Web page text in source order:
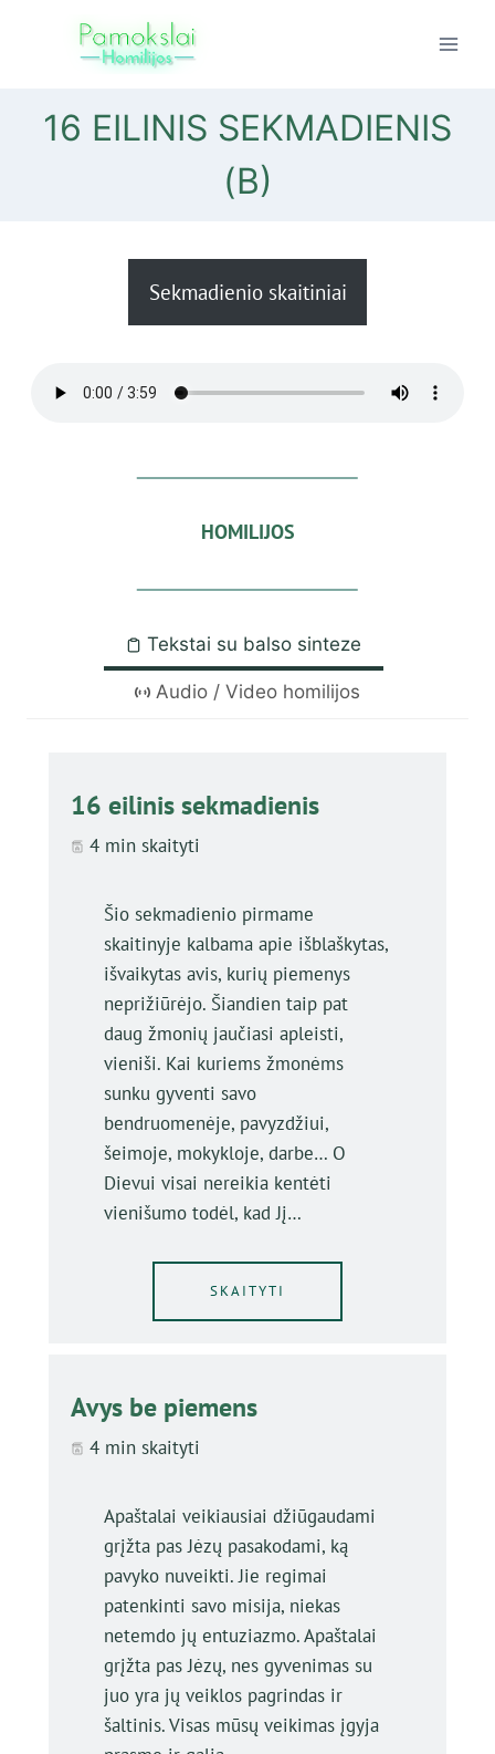
16 EILINIS SEKMADIENIS
(B)
Sekmadienio skaitiniai
HOMILIJOS
Tekstai su balso sinteze
Audio / Video homilijos
16 eilinis sekmadienis
4 min skaityti
Šio sekmadienio pirmame
skaitinyje kalbama apie išblaškytas,
išvaikytas avis, kurių piemenys
neprižiūrėjo. Šiandien taip pat
daug žmonių jaučiasi apleisti,
vieniši. Kai kuriems žmonėms
sunku gyventi savo
bendruomenėje, pavyzdžiui,
šeimoje, mokykloje, darbe… O
Dievui visai nereikia kentėti
vienišumo todėl, kad Jį…
SKAITYTI
Avys be piemens
4 min skaityti
Apaštalai veikiausiai džiūgaudami
grįžta pas Jėzų pasakodami, ką
pavyko nuveikti. Jie regimai
patenkinti savo misija, niekas
netemdo jų entuziazmo. Apaštalai
grįžta pas Jėzų, nes gyvenimas su
juo yra jų veiklos pagrindas ir
šaltinis. Visas mūsų veikimas įgyja